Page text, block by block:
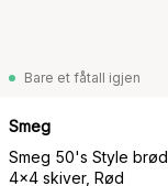
Bare et fåtall igjen
Smeg
Smeg 50's Style
4x4 skiver, Rød